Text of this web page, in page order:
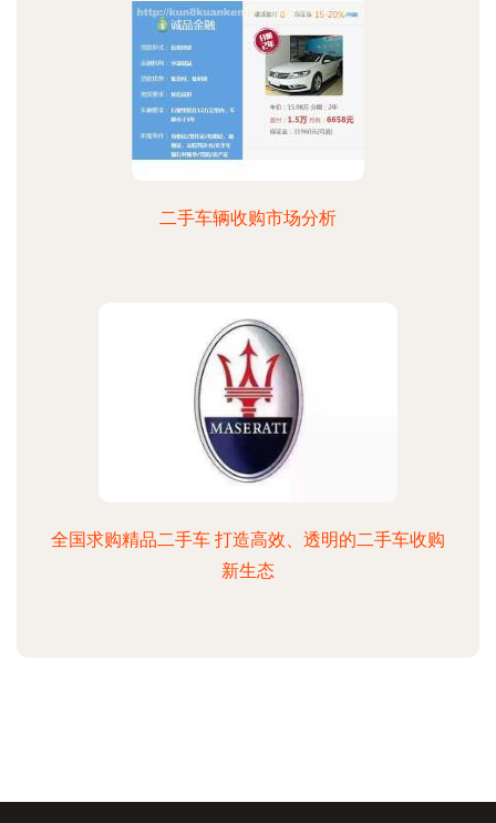
二手车辆收购市场分析
全国求购精品二手车 打造高效、透明的二手车收购
新生态